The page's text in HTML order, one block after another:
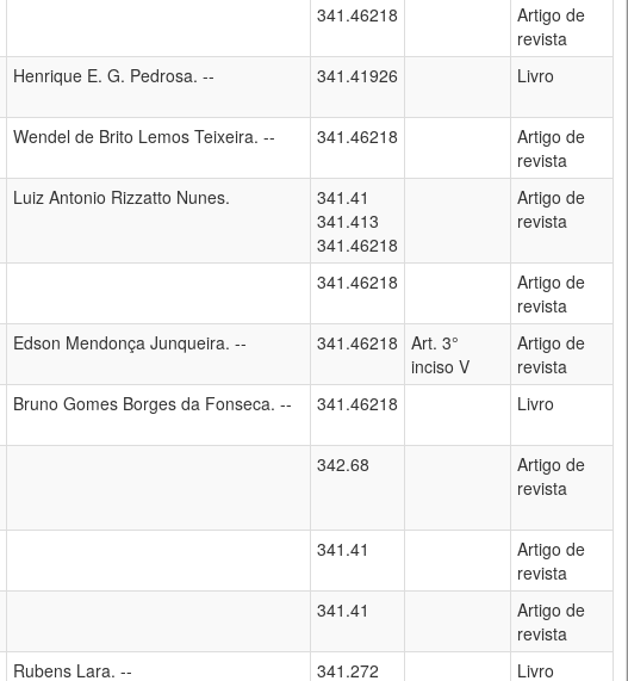
341.46218
Artigo de
revista
Henrique E. G. Pedrosa. -- 341.41926 Livro
Wendel de Brito Lemos Teixeira. -- 341.46218
Artigo de
revista
Luiz Antonio Rizzatto Nunes.
341.41
341.413
341.46218
Artigo de
revista
341.46218
Artigo de
revista
Edson Mendonça Junqueira. -- 341.46218 Art. 3°
inciso V
Artigo de
revista
Bruno Gomes Borges da Fonseca. -- 341.46218 Livro
342.68
Artigo de
revista
341.41
Artigo de
revista
341.41
Artigo de
revista
Rubens Lara. -- 341.272 Livro